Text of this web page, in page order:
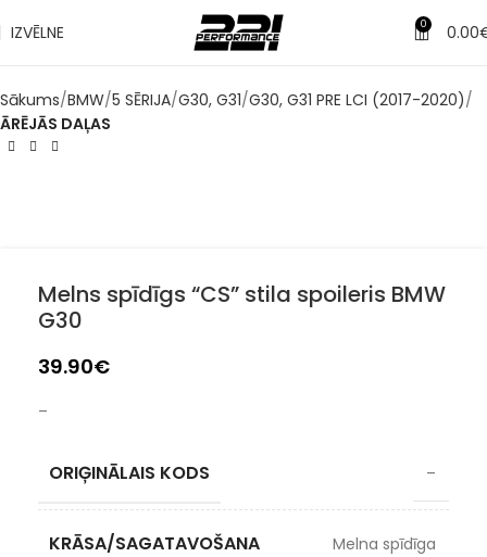
IZVĒLNE 0 0.00
Sākums BMW 5 SĒRIJA G30, G31 G30, G31 PRE LCI (2017-2020)
ĀRĒJĀS DAĻAS
Melns spīdīgs “CS” stila spoileris BMW
G30
39.90€
–
ORIĢINĀLAIS KODS –
KRĀSA/SAGATAVOŠANA Melna spīdīga
✔
Piegāde pēc 1-3 d.d.